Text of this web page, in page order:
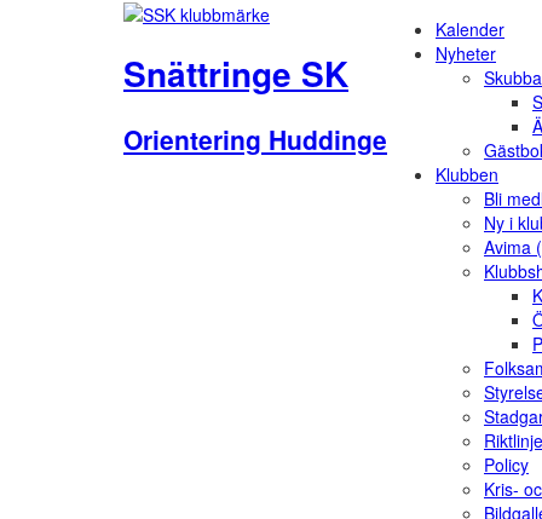
Snättringe SK
Orientering Huddinge
Kalender
Nyheter
Klubben
Bli
Ny i
Avima
Policy
Kris-